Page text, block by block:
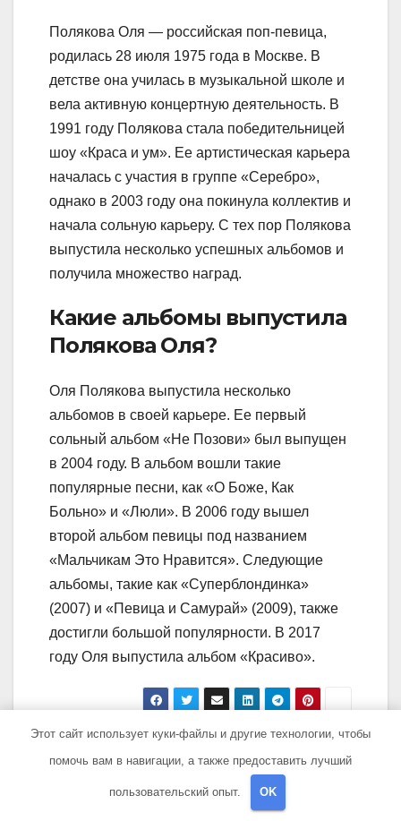
Полякова Оля — российская поп-певица,
родилась 28 июля 1975 года в Москве. В
детстве она училась в музыкальной школе и
вела активную концертную деятельность. В
1991 году Полякова стала победительницей
шоу «Краса и ум». Ее артистическая карьера
началась с участия в группе «Серебро»,
однако в 2003 году она покинула коллектив и
начала сольную карьеру. С тех пор Полякова
выпустила несколько успешных альбомов и
получила множество наград.
Какие альбомы выпустила
Полякова Оля?
Оля Полякова выпустила несколько
альбомов в своей карьере. Ее первый
сольный альбом «Не Позови» был выпущен
в 2004 году. В альбом вошли такие
популярные песни, как «О Боже, Как
Больно» и «Люли». В 2006 году вышел
второй альбом певицы под названием
«Мальчикам Это Нравится». Следующие
альбомы, такие как «Суперблондинка»
(2007) и «Певица и Самурай» (2009), также
достигли большой популярности. В 2017
году Оля выпустила альбом «Красиво».
Навигация
выдающийся
художник-
интересная
Этот сайт использует куки-файлы и другие технологии, чтобы
помочь вам в навигации, а также предоставить лучший
пользовательский опыт. OK